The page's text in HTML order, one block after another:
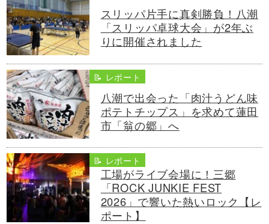
スリッパ片手に真剣勝負！八潮
「スリッパ卓球大会」が2年ぶ
りに開催されました
📝 レポート
八潮で出会った「肉汁うどん味
ポテトチップス」を求めて蓮田
市「翁の郷」へ
📝 レポート
工場がライブ会場に！三郷
「ROCK JUNKIE FEST
2026」で響いた熱いロック【レ
ポート】